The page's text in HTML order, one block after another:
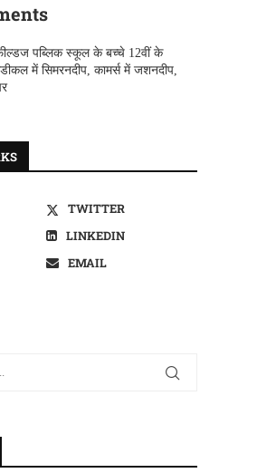
पब्लिक स्कूल के बच्चे 12वीं के
में सिमरनदीप, कामर्स में जशनदीप,
TWITTER
LINKEDIN
EMAIL